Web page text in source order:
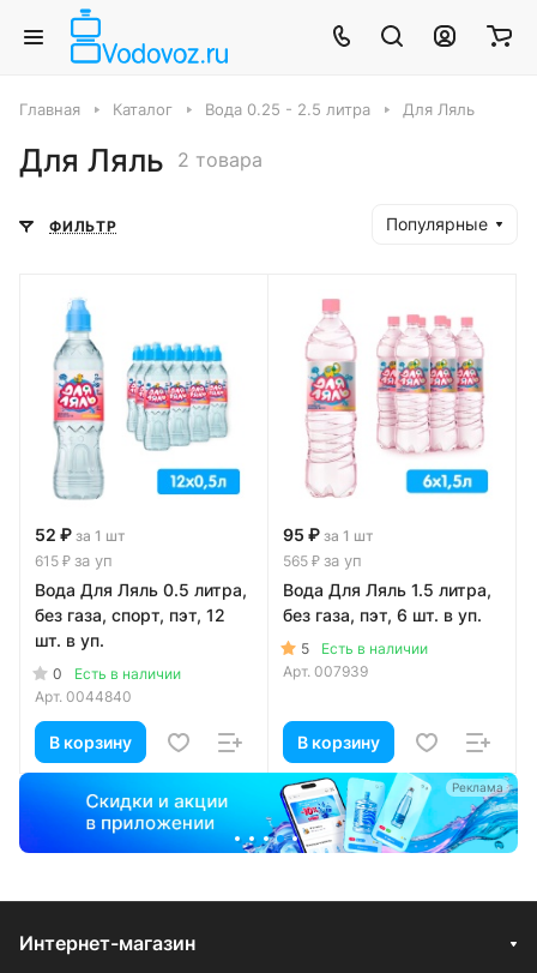
Главная Каталог Вода 0.25 - 2.5 литра Для Ляль
Для Ляль 2 товара
ФИЛЬТР Популярные
52 ₽ за 1 шт
615 ₽ за уп
Вода Для Ляль 0.5 литра,
без газа, спорт, пэт, 12
шт. в уп.
0
Есть в наличии
Арт. 0044840
В корзину
Реклама
95 ₽ за 1 шт
565 ₽ за уп
Вода Для Ляль 1.5 литра,
без газа, пэт, 6 шт. в уп.
5
Есть в наличии
Арт. 007939
В корзину
Интернет-магазин